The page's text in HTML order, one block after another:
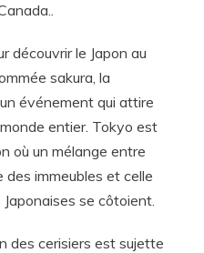
découvrir le Japon au
sakura, la
événement qui attire
entier. Tokyo est
où un mélange entre
des immeubles et celle
se côtoient.
des cerisiers est sujette